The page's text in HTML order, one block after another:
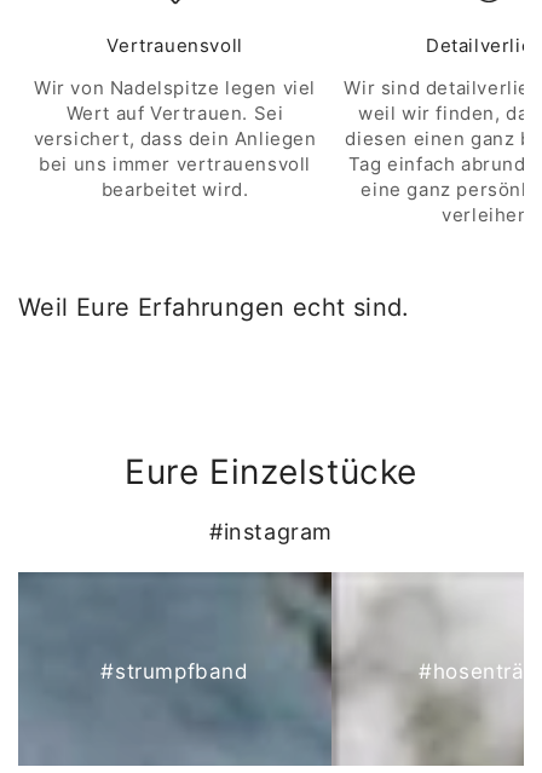
Vertrauensvoll
Wir von Nadelspitze legen viel
Wert auf Vertrauen. Sei
versichert, dass dein Anliegen
bei uns immer vertrauensvoll
bearbeitet wird.
Wir sind
weil wir finden,
diesen einen ganz
Tag einfach
eine ganz
verleihen.
Weil Eure Erfahrungen echt sind.
Eure Einzelstücke
#instagram
#strumpfband